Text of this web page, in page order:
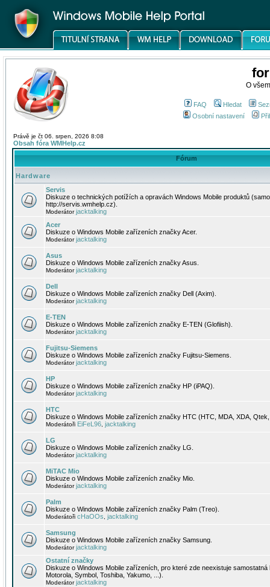
O
FAQ Hledat
Osobní nastavení
Právě je čt 06. srpen, 2026 8:08
Obsah fóra WMHelp.cz
Fórum
Hardware
Servis
Diskuze o technických potížích a opravách Windows Mobile produktů
http://servis.wmhelp.cz).
Moderátorjacktalking
Acer
Diskuze o Windows Mobile zařízeních značky Acer.
Moderátorjacktalking
Asus
Diskuze o Windows Mobile zařízeních značky Asus.
Moderátorjacktalking
Dell
Diskuze o Windows Mobile zařízeních značky Dell (Axim).
Moderátorjacktalking
E-TEN
Diskuze o Windows Mobile zařízeních značky E-TEN (Glofiish).
Moderátorjacktalking
Fujitsu-Siemens
Diskuze o Windows Mobile zařízeních značky Fujitsu-Siemens.
Moderátorjacktalking
HP
Diskuze o Windows Mobile zařízeních značky HP (iPAQ).
Moderátorjacktalking
HTC
Diskuze o Windows Mobile zařízeních značky HTC (HTC, MDA, XDA,
Moderátoři EiFeL96 jacktalking
LG
Diskuze o Windows Mobile zařízeních značky LG.
Moderátorjacktalking
MiTAC Mio
Diskuze o Windows Mobile zařízeních značky Mio.
Moderátorjacktalking
Palm
Diskuze o Windows Mobile zařízeních značky Palm (Treo).
Moderátoři cHaOOs jacktalking
Samsung
Diskuze o Windows Mobile zařízeních značky Samsung.
Moderátorjacktalking
Ostatní značky
Diskuze o Windows Mobile zařízeních, pro které zde neexistuje
Motorola, Symbol, Toshiba, Yakumo, ...).
Moderátorjacktalking